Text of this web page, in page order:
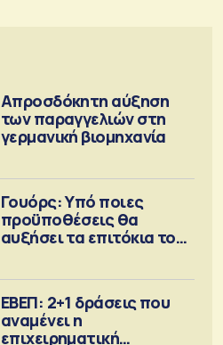
Απροσδόκητη αύξηση
των παραγγελιών στη
γερμανική βιομηχανία
Γουόρς: Υπό ποιες
προϋποθέσεις θα
αυξήσει τα επιτόκια τον
ΕΒΕΠ: 2+1 δράσεις που
αναμένει η
επιχειρηματική